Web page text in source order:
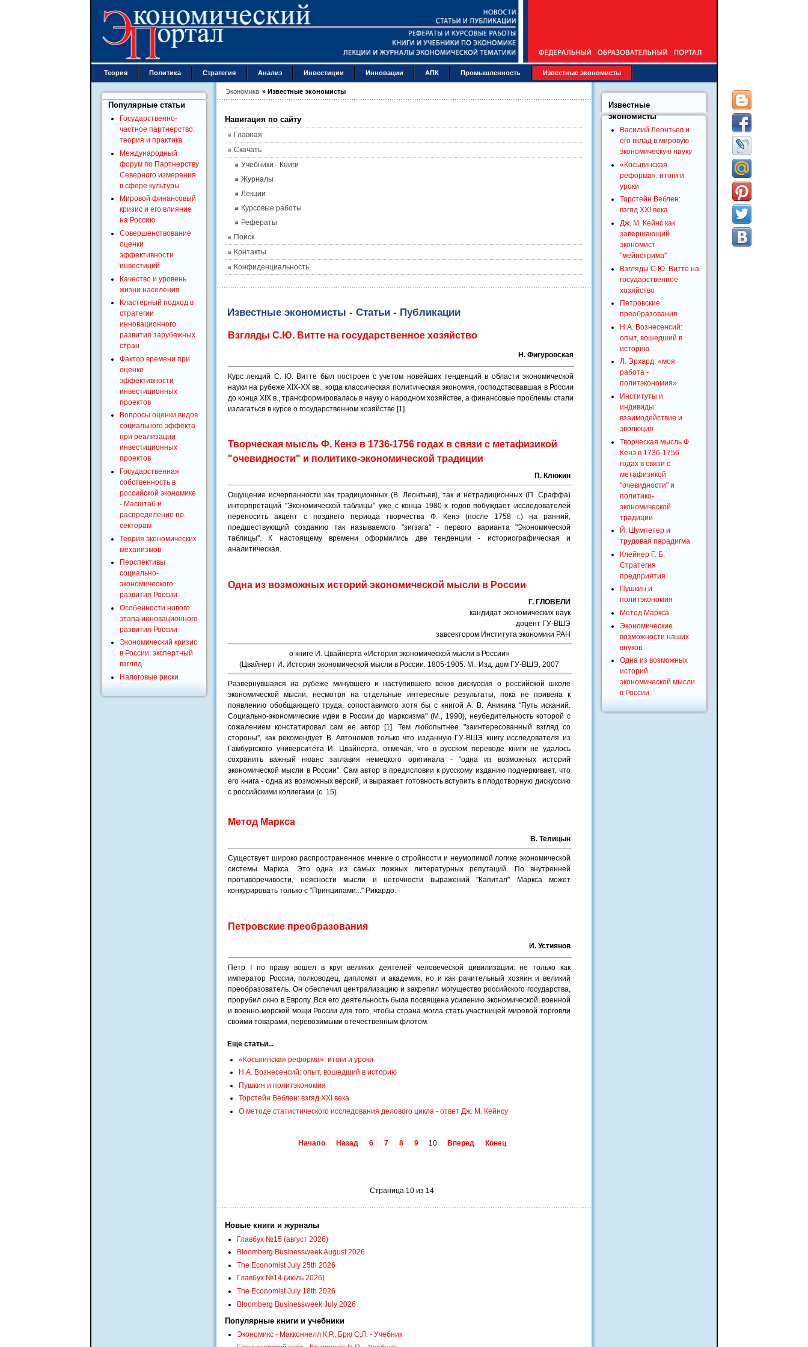
Теория Политика Стратегия Анализ Инвестиции Инновации АПК Промышленность Известные экономисты
Популярные статьи
Государственно-
частное партнерство:
теория и практика
Международный
форум по Партнерству
Северного измерения
в сфере культуры
Мировой финансовый
кризис и его влияние
на Россию
Совершенствование
оценки
эффективности
инвестиций
Качество и уровень
жизни населения
Кластерный подход в
стратегии
инновационного
развития зарубежных
стран
Фактор времени при
оценке
эффективности
инвестиционных
проектов
Вопросы оценки видов
социального эффекта
при реализации
инвестиционных
проектов
Государственная
собственность в
российской экономике
- Масштаб и
распределение по
секторам
Теория экономических
механизмов
Перспективы
социально-
экономического
развития России
Особенности нового
этапа инновационного
развития России
Экономический кризис
в России: экспертный
взгляд
Налоговые риски
Экономика »Известные экономисты
Навигация по сайту
Главная
Скачать
Учебники - Книги
Журналы
Лекции
Курсовые работы
Рефераты
Поиск
Контакты
Конфиденциальность
Известные экономисты - Статьи - Публикации
Взгляды С.Ю. Витте на государственное хозяйство
Н. Фигуровская
Курс лекций С. Ю. Витте был построен с учетом новейших тенденций в области экономической
науки на рубеже XIX-XX вв., когда классическая политическая экономия, господствовавшая в России
до конца XIX в., трансформировалась в науку о народном хозяйстве, а финансовые проблемы стали
излагаться в курсе о государственном хозяйстве [1].
Творческая мысль Ф. Кенэ в 1736-1756 годах в связи с метафизикой
"очевидности" и политико-экономической традиции
П. Клюкин
Ощущение исчерпанности как традиционных (В. Леонтьев), так и нетрадиционных (П. Сраффа)
интерпретаций "Экономической таблицы" уже с конца 1980-х годов побуждает исследователей
переносить акцент с позднего периода творчества Ф. Кенэ (после 1758 г.) на ранний,
предшествующий созданию так называемого "зигзага" - первого варианта "Экономической
таблицы". К настоящему времени оформились две тенденции - историографическая и
аналитическая.
Одна из возможных историй экономической мысли в России
Г. ГЛОВЕЛИ
кандидат экономических наук
доцент ГУ-ВШЭ
завсектором Института экономики РАН
о книге И. Цвайнерта «История экономической мысли в России»
(Цвайнерт И. История экономической мысли в России. 1805-1905. М.: Изд. дом ГУ-ВШЭ, 2007
Развернувшаяся на рубеже минувшего и наступившего веков дискуссия о российской школе
экономической мысли, несмотря на отдельные интересные результаты, пока не привела к
появлению обобщающего труда, сопоставимого хотя бы с книгой А. В. Аникина "Путь исканий.
Социально-экономические идеи в России до марксизма" (М., 1990), неубедительность которой с
сожалением констатировал сам ее автор [1]. Тем любопытнее "заинтересованный взгляд со
стороны", как рекомендует В. Автономов только что изданную ГУ-ВШЭ книгу исследователя из
Гамбургского университета И. Цвайнерта, отмечая, что в русском переводе книги не удалось
сохранить важный нюанс заглавия немецкого оригинала - "одна из возможных историй
экономической мысли в России". Сам автор в предисловии к русскому изданию подчеркивает, что
его книга - одна из возможных версий, и выражает готовность вступить в плодотворную дискуссию
с российскими коллегами (с. 15).
Метод Маркса
В. Телицын
Существует широко распространенное мнение о стройности и неумолимой логике экономической
системы Маркса. Это одна из самых ложных литературных репутаций. По внутренней
противоречивости, неясности мысли и неточности выражений "Капитал" Маркса может
конкурировать только с "Принципами..." Рикардо.
Петровские преобразования
И. Устиянов
Петр I по праву вошел в круг великих деятелей человеческой цивилизации: не только как
император России, полководец, дипломат и академик, но и как рачительный хозяин и великий
преобразователь. Он обеспечил централизацию и закрепил могущество российского государства,
прорубил окно в Европу. Вся его деятельность была посвящена усилению экономической, военной
и военно-морской мощи России для того, чтобы страна могла стать участницей мировой торговли
своими товарами, перевозимыми отечественным флотом.
Еще статьи...
«Косыгинская реформа»: итоги и уроки
Н.А. Вознесенсий: опыт, вошедший в историю
Пушкин и политэкономия
Торстейн Веблен: взгяд XXI века
О методе статистического исследования делового цикла - ответ Дж. М. Кейнсу
Начало Назад 6 7 8 9 10 Вперед Конец
Страница 10 из 14
Новые книги и журналы
Главбух №15 (август 2026)
Bloomberg Businessweek August 2026
The Economist July 25th 2026
Главбух №14 (июль 2026)
The Economist July 18th 2026
Bloomberg Businessweek July 2026
Популярные книги и учебники
Экономикс - Макконнелл К.Р., Брю С.Л. - Учебник
Известные
экономисты
Василий Леонтьев и
его вклад в мировую
экономическую науку
«Косыгинская
реформа»: итоги и
уроки
Торстейн Веблен:
взгяд XXI века
Дж. М. Кейнс как
завершающий
экономист
"мейнстрима"
Взгляды С.Ю. Витте на
государственное
хозяйство
Петровские
преобразования
Н.А. Вознесенсий:
опыт, вошедший в
историю
Л. Эрхард: «моя
работа -
политэкономия»
Институты и
индивиды:
взаимодействие и
эволюция
Творческая мысль Ф.
Кенэ в 1736-1756
годах в связи с
метафизикой
"очевидности" и
политико-
экономической
традиции
Й. Шумпетер и
трудовая парадигма
Клейнер Г. Б.
Стратегия
предприятия
Пушкин и
политэкономия
Метод Маркса
Экономические
возможности наших
внуков
Одна из возможных
историй
экономической мысли
в России